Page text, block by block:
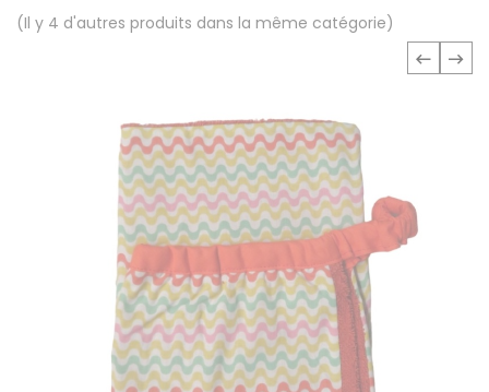
(Il y 4 d'autres produits dans la même catégorie)